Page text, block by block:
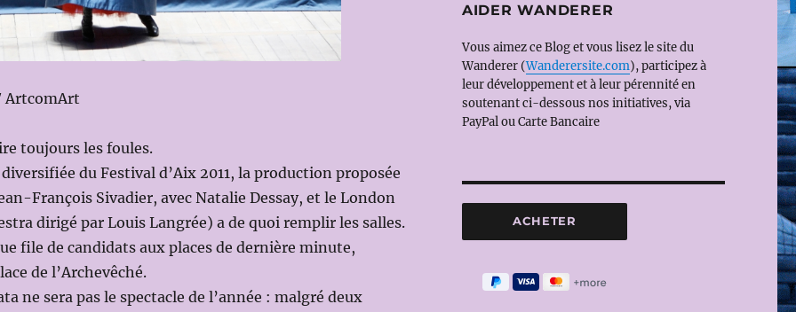
ArtcomArt
toujours les foules.
du Festival d’Aix 2011, la production proposée
François Sivadier, avec Natalie Dessay, et le London
dirigé par Louis Langrée) a de quoi remplir les salles.
file de candidats aux places de dernière minute,
de l’Archevêché.
ne sera pas le spectacle de l’année : malgré deux
AIDER WANDERER
Vous aimez ce Blog et vous lisez le site du
Wanderer (Wanderersite.com), participez à
leur développement et à leur pérennité en
soutenant ci-dessous nos initiatives, via
PayPal ou Carte Bancaire